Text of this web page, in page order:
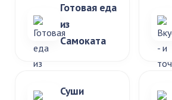
Готовая еда
из
Самоката
Суши